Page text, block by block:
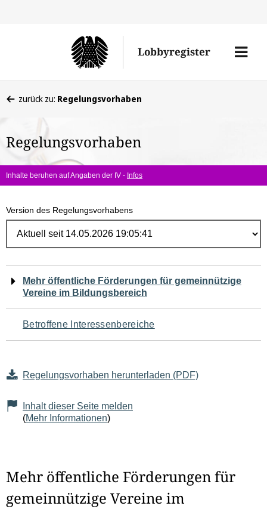
Lobbyregister
Menü
befinden
hier:
zurück zu: Regelungsvorhaben
Regelungsvorhaben
Inhalte beruhen auf Angaben der IV - Infos
Version des Regelungsvorhabens
Navigation
für
den
Mehr öffentliche Förderungen für gemeinnützige
Vereine im Bildungsbereich
Betroffene Interessenbereiche
Regelungsvorhaben herunterladen (PDF)
Inhalt dieser Seite melden
(Mehr Informationen)
Mehr öffentliche Förderungen für
gemeinnützige Vereine im